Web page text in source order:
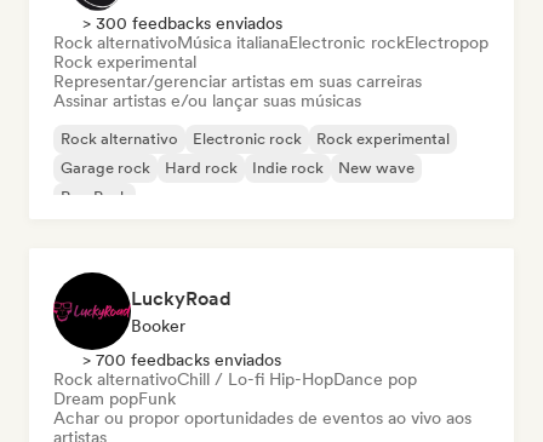
> 300 feedbacks enviados
Rock alternativoMúsica italianaElectronic rockElectropop
Rock experimental
Representar/gerenciar artistas em suas carreiras
Assinar artistas e/ou lançar suas músicas
Rock alternativo Electronic rock
Rock experimental
Garage rock
Hard rock Indie rock
New wave
Pop Punk
LuckyRoad
Booker
> 700 feedbacks enviados
Rock alternativoChill / Lo-fi Hip-HopDance pop
Dream popFunk
Achar ou propor oportunidades de eventos ao vivo aos
artistas